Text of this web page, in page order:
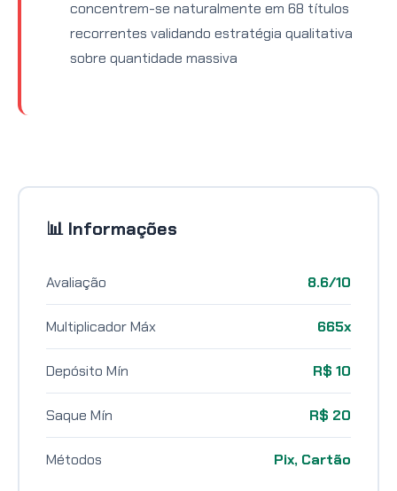
concentrem-se naturalmente em 68 títulos
recorrentes validando estratégia qualitativa
sobre quantidade massiva
📊 Informações
Avaliação 8.6/10
Multiplicador Máx 665x
Depósito Mín R$ 10
Saque Mín R$ 20
Métodos Pix, Cartão